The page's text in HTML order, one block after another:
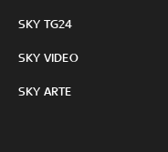
SKY TG24
SKY VIDEO
SKY ARTE